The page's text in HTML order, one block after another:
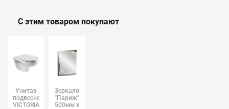
С этим товаром покупают
Унитаз
подвесной
VICTORIA
Зеркало
"Париж"
500мм х